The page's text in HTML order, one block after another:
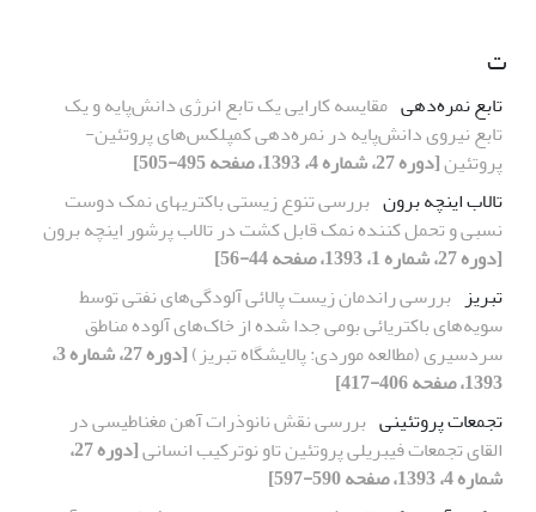
ت
تابع نمره‌دهی مقایسه کارایی یک تابع انرژی دانش‌پایه و یک
تابع نیروی دانش‌پایه در نمره‌دهی کمپلکس‌های پروتئین-
پروتئین[دوره 27، شماره 4، 1393، صفحه 495-505]
تالاب اینچه برون بررسی تنوع زیستی باکتریهای نمک دوست
نسبی و تحمل کننده نمک قابل کشت در تالاب پرشور اینچه برون
[دوره 27، شماره 1، 1393، صفحه 44-56]
تبریز بررسی راندمان زیست پالائی آلودگی‌های نفتی توسط
سویه‌های باکتریائی بومی جدا‌ شده از خاک‌های آلوده مناطق
سردسیری (مطالعه موردی: پالایشگاه تبریز)
[دوره 27، شماره 3،
1393، صفحه 406-417]
تجمعات پروتئینی بررسی نقش نانوذرات آهن مغناطیسی در
القای تجمعات فیبریلی پروتئین تاو نوترکیب انسانی
[دوره 27،
شماره 4، 1393، صفحه 590-597]